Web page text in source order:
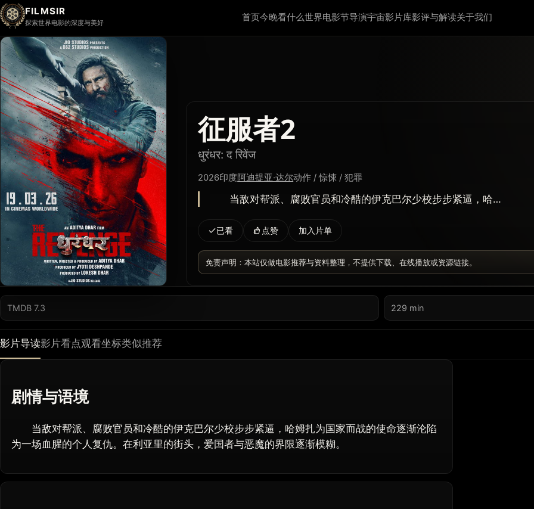
FILMSIR
探索世界电影的深度与美好 首页今晚看什么世界电影节导演宇宙影片库影评与解读关于我们
征服者2
धुरंधर: द रिवेंज
2026印度阿迪提亚·达尔动作 / 惊悚 / 犯罪
当敌对帮派、腐败官员和冷酷的伊克巴尔少校步步紧逼，哈…
已看 点赞 加入片单
免责声明：本站仅做电影推荐与资料整理，不提供下载、在线播放或资源链接。
TMDB 7.3 229 min
影片导读影片看点观看坐标类似推荐
剧情与语境
当敌对帮派、腐败官员和冷酷的伊克巴尔少校步步紧逼，哈姆扎为国家而战的使命逐渐沦陷
为一场血腥的个人复仇。在利亚里的街头，爱国者与恶魔的界限逐渐模糊。